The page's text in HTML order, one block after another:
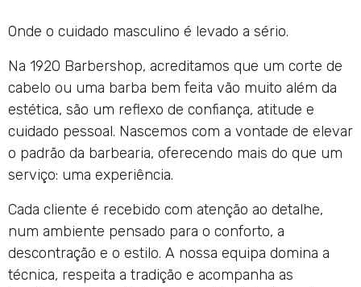
Onde o cuidado masculino é levado a sério.
Na 1920 Barbershop, acreditamos que um corte de
cabelo ou uma barba bem feita vão muito além da
estética, são um reflexo de confiança, atitude e
cuidado pessoal. Nascemos com a vontade de elevar
o padrão da barbearia, oferecendo mais do que um
serviço: uma experiência.
Cada cliente é recebido com atenção ao detalhe,
num ambiente pensado para o conforto, a
descontração e o estilo. A nossa equipa domina a
técnica, respeita a tradição e acompanha as